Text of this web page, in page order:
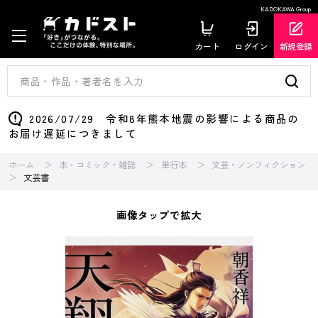
KADOKAWA Group
カート ログイン 新規登録
2026/07/29 令和8年熊本地震の影響による商品の
お届け遅延につきまして
ホーム 本・コミック・雑誌 単行本
文芸・ノンフィクション
文芸書
画像タップで拡大